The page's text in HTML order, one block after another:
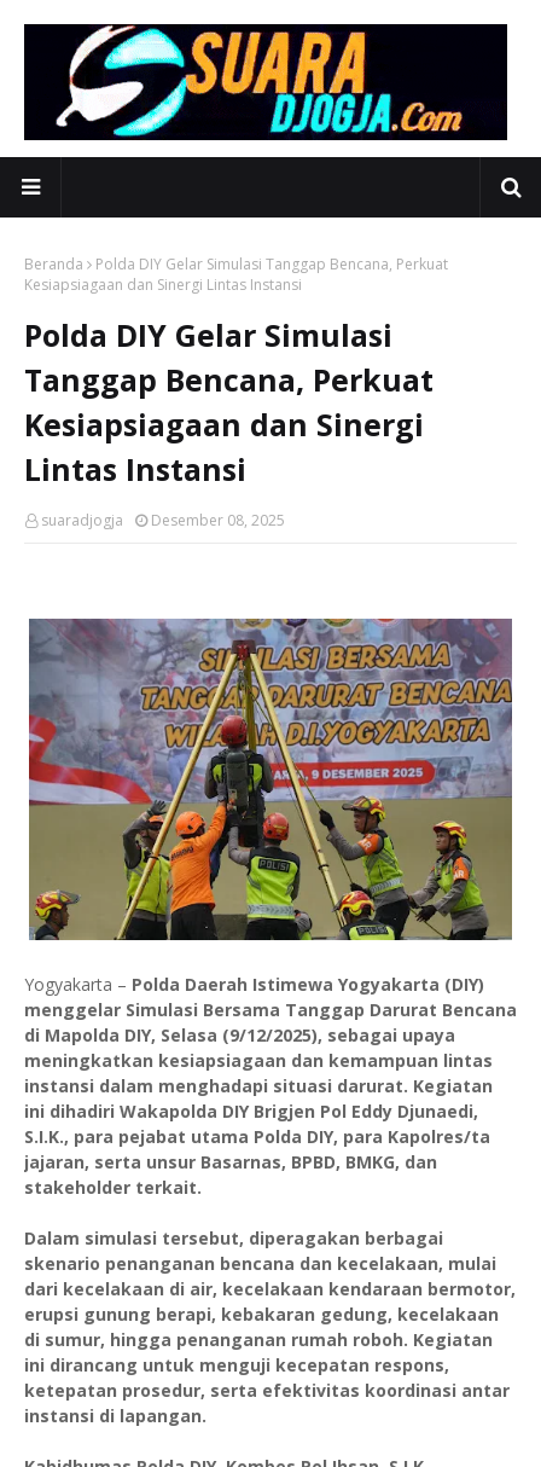
Beranda
Polda DIY Gelar Simulasi Tanggap Bencana, Perkuat
Kesiapsiagaan dan Sinergi Lintas Instansi
Polda DIY Gelar Simulasi
Tanggap Bencana, Perkuat
Kesiapsiagaan dan Sinergi
Lintas Instansi
suaradjogja Desember 08, 2025
Yogyakarta – Polda Daerah Istimewa Yogyakarta (DIY)
menggelar Simulasi Bersama Tanggap Darurat Bencana
di Mapolda DIY, Selasa (9/12/2025), sebagai upaya
meningkatkan kesiapsiagaan dan kemampuan lintas
instansi dalam menghadapi situasi darurat. Kegiatan
ini dihadiri Wakapolda DIY Brigjen Pol Eddy Djunaedi,
S.I.K., para pejabat utama Polda DIY, para Kapolres/ta
jajaran, serta unsur Basarnas, BPBD, BMKG, dan
stakeholder terkait.
Dalam simulasi tersebut, diperagakan berbagai
skenario penanganan bencana dan kecelakaan, mulai
dari kecelakaan di air, kecelakaan kendaraan bermotor,
erupsi gunung berapi, kebakaran gedung, kecelakaan
di sumur, hingga penanganan rumah roboh. Kegiatan
ini dirancang untuk menguji kecepatan respons,
ketepatan prosedur, serta efektivitas koordinasi antar
instansi di lapangan.